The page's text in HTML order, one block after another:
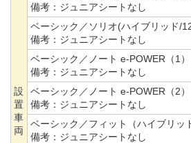
設
置
車
両
備考： ジュニアシートなし
ベーシック／ソリオ(ハイブリッド/
備考： ジュニアシートなし
ベーシック／ノート e-POWER（1）
備考： ジュニアシートなし
ベーシック／ノート e-POWER（2）
備考： ジュニアシートなし
ベーシック／フィット（ハイブリッ
備考： ジュニアシートなし